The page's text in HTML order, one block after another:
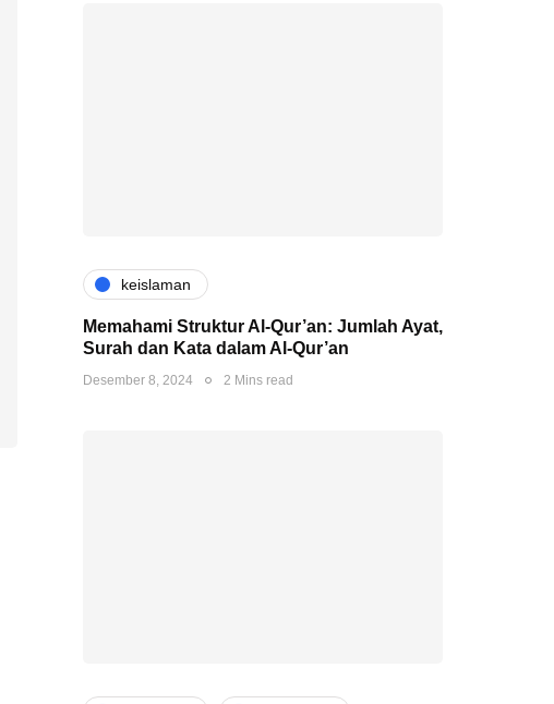
keislaman
Memahami Struktur Al-Qur’an: Jumlah Ayat,
Surah dan Kata dalam Al-Qur’an
Desember 8, 2024 2 Mins read